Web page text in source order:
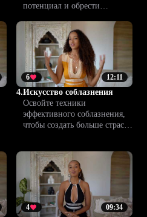
потенциал и обрести
партнера своим обаянием и
притягательностью.
12:11
6
4.Искусство соблазнения
Освойте техники
эффективного соблазнения,
чтобы создать больше страсти
секреты сближения и
взаимного желания в паре.
09:34
4